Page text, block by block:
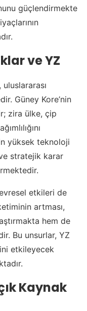
güçlendirmekte
ve YZ
uluslararası
Güney Kore’nin
zira ülke, çip
yüksek teknoloji
stratejik karar
etkileri de
artması,
hem de
Bu unsurlar, YZ
etkileyecek
Kaynak